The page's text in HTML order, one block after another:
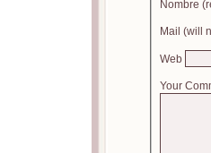
Nombre
Mail (will
Web
Your